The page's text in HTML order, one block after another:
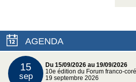
AGENDA
15
sep
Du 15/09/2026 au 19/09/2026
10e édition du Forum franco-
19 septembre 2026